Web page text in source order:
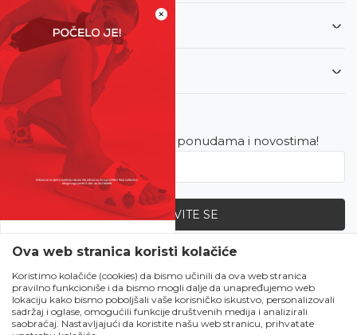
×
SVE UPOLA CIJENE!
Čekanju je kraj!
Počela je omiljena
ljetna akcija u Obući
Metro!
Informacije
Korisnički servis
Newsletter
Budite u toku sa najnovijim ponudama i novostima!
PRIJAVITE SE
Zapratite nas
Ova web stranica koristi kolačiće
Koristimo kolačiće (cookies) da bismo učinili da ova web stranica
pravilno funkcioniše i da bismo mogli dalje da unapređujemo web
lokaciju kako bismo poboljšali vaše korisničko iskustvo, personalizovali
sadržaj i oglase, omogućili funkcije društvenih medija i analizirali
saobraćaj. Nastavljajući da koristite našu web stranicu, prihvatate